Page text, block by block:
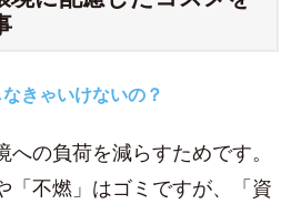
きゃいけないの？
への負荷を減らすためです。
「不燃」はゴミですが、「資